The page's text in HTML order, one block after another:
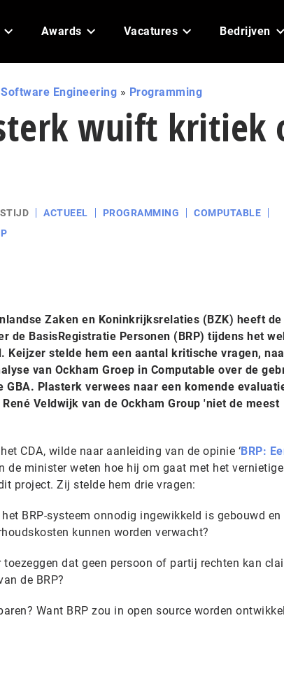
Awards Vacatures Bedrijven
Software Engineering » Programming
wuift kritiek
ACTUEEL PROGRAMMING
COMPUTABLE
Zaken en Koninkrijksrelaties (BZK) heeft
de BasisRegistratie Personen (BRP) tijdens het
Keijzer stelde hem een aantal kritische vragen,
van Ockham Groep in Computable over de
Plasterk verwees naar een komende
Veldwijk van de Ockham Group 'niet de meest
CDA, wilde naar aanleiding van de opinie ‘BRP:
de minister weten hoe hij om gaat met het
project. Zij stelde hem drie vragen:
BRP-systeem onnodig ingewikkeld is gebouwd en
kunnen worden verwacht?
dat geen persoon of partij rechten kan
de BRP?
Want BRP zou in open source worden